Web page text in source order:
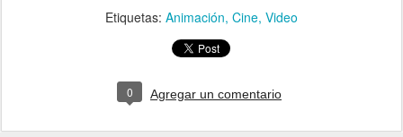
Etiquetas: Animación Cine Video
0 Agregar un comentario